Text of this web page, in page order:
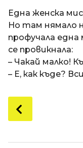
п
р
е
д
и
1
г
д
t
i
Една женска
Но там нямало
профучала
се провикнала:
– Чакай малко!
– Е, как къде?
o